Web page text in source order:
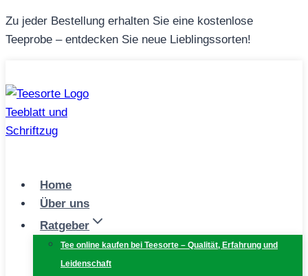
Zum
Inhalt
Zu jeder Bestellung erhalten Sie eine kostenlose
Teeprobe – entdecken Sie neue Lieblingssorten!
Home
Über uns
Ratgeber
Tee online kaufen bei Teesorte – Qualität, Erfahrung und
Leidenschaft